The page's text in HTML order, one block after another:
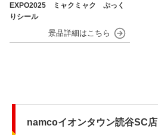
EXPO2025 ミャクミャク ぷっく
りシール
namcoイオンタウン読谷SC店